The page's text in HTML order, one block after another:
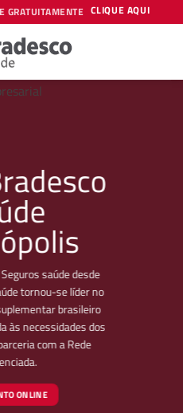
GRATUITAMENTE CLIQUE AQUI
saúde desde
tornou-se líder no
brasileiro
às necessidades dos
com a Rede
ONLINE